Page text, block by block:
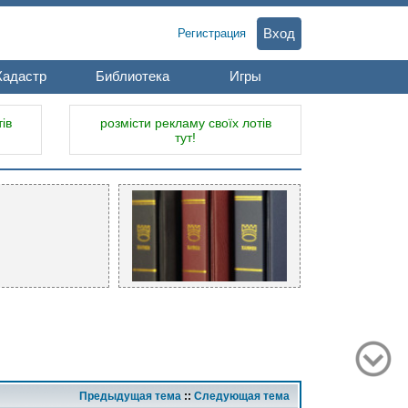
Регистрация Вход
Библиотека Игры
розмісти рекламу своїх лотів
тут!
Предыдущая тема :: Следующая тема